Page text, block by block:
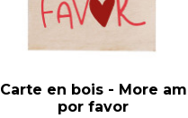
Carte en bois - More
por favor
VOIR LE PRODUIT